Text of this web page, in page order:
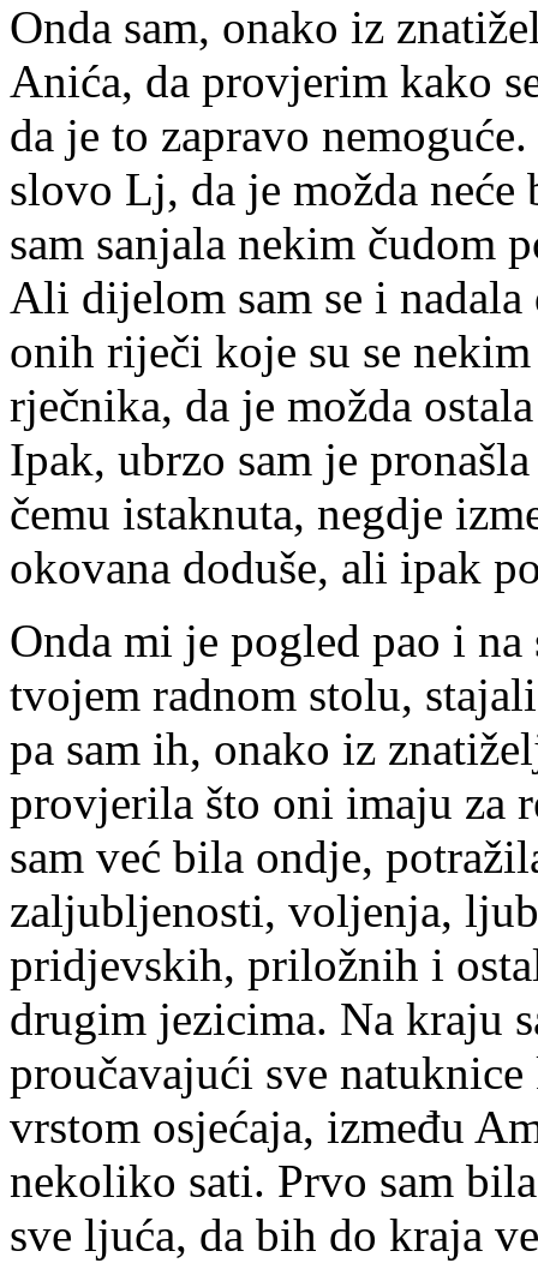
Onda sam, onako iz
Anića, da provjerim kako
da je to zapravo
slovo Lj, da je možda
sam sanjala nekim čudom
Ali dijelom sam se i
onih riječi koje su se
rječnika, da je možda
Ipak, ubrzo sam je
čemu istaknuta, negdje
okovana doduše, ali ipak
Onda mi je pogled pao i
tvojem radnom stolu,
pa sam ih, onako iz
provjerila što oni imaju za
sam već bila ondje,
zaljubljenosti, voljenja,
pridjevskih, priložnih i
drugim jezicima. Na kraju
proučavajući sve
vrstom osjećaja, između
nekoliko sati. Prvo sam
sve ljuća, da bih do kraja